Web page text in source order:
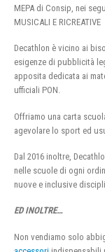
MEPA di Consip, nei
MUSICALI E RICREATIVE
Decathlon è vicino ai
esigenze di pubblicità
apposita dedicata ai
ufficiali PON.
Offriamo una carta
agevolare lo sport ed
Dal 2016 inoltre,
nelle scuole di ogni
nuove e inclusive
ED INOLTRE…
Non vendiamo solo